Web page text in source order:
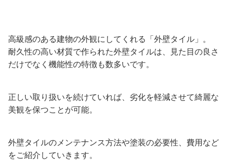
高級感のある建物の外観にしてくれる「外壁タイル」。
耐久性の高い材質で作られた外壁タイルは、見た目の良さ
だけでなく機能性の特徴も数多いです。
正しい取り扱いを続けていれば、劣化を軽減させて綺麗な
美観を保つことが可能。
外壁タイルのメンテナンス方法や塗装の必要性、費用など
をご紹介していきます。